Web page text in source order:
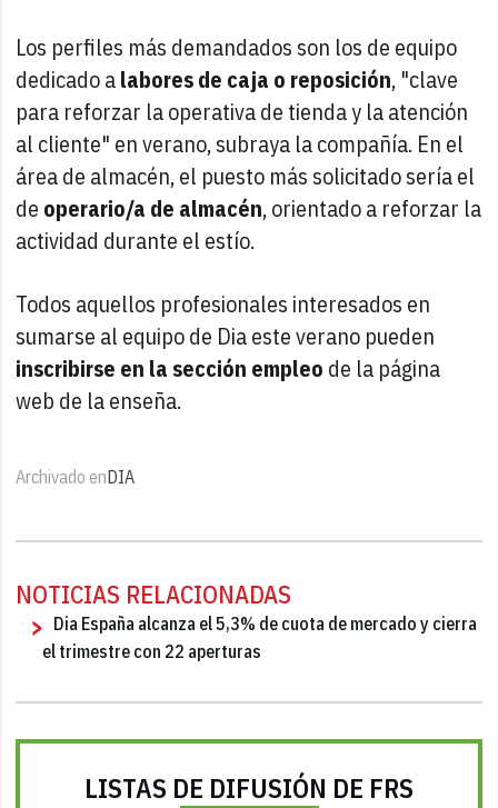
Los perfiles más demandados son los de equipo
dedicado alabores de caja o reposición, "clave
para reforzar la operativa de tienda y la atención
al cliente" en verano, subraya la compañía. En el
área de almacén, el puesto más solicitado sería el
de operario/a de almacén, orientado a reforzar la
actividad durante el estío.
Todos aquellos profesionales interesados en
sumarse al equipo de Dia este verano pueden
inscribirse en la sección empleo de la página
web de la enseña.
Archivado enDIA
NOTICIAS RELACIONADAS
Dia España alcanza el 5,3% de cuota de mercado y cierra
el trimestre con 22 aperturas
LISTAS DE DIFUSIÓN DE FRS